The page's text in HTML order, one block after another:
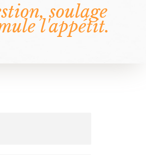
soulage
l'appétit.